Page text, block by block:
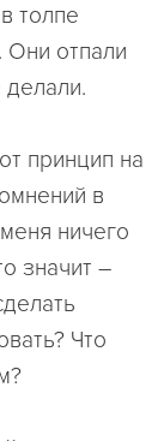
толпе
Они отпали
принцип на
в
ничего
значит –
Что